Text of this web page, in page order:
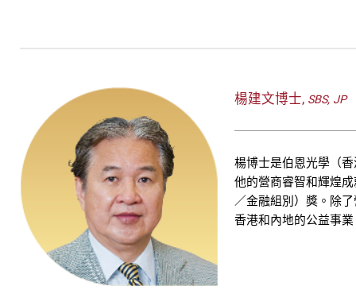
楊建文博士, SBS, JP
楊博士是伯恩光學（
他的營商睿智和輝煌
／金融組別）獎。除
香港和內地的公益事